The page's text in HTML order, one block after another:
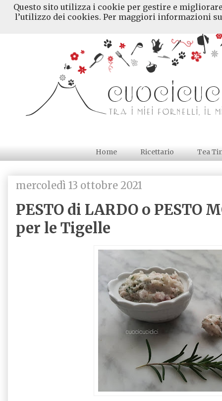
Home Ricettario Tea
mercoledì 13 ottobre 2021
PESTO di LARDO o PESTO
per le Tigelle
Questo sito utilizza i cookie per gestire e
l’utilizzo dei cookies. Per maggiori informazioni